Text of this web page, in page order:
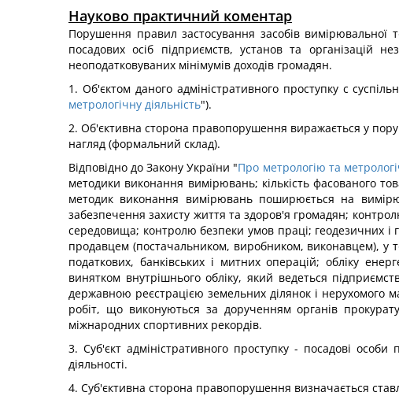
Науково практичний коментар
Порушення правил застосування засобів
посадових осіб підприємств, установ та організацій
неоподатковуваних мінімумів доходів громадян.
1. Об'єктом даного адміністративного проступку с
метрологічну діяльність").
2. Об'єктивна сторона правопорушення виражається у
нагляд (формальний склад).
Відповідно до Закону України "Про метрологію та
методики виконання вимірювань; кількість фасованого
методик виконання вимірювань поширюється на
забезпечення захисту життя та здоров'я громадян;
середовища; контролю безпеки умов праці; геодезичних і
продавцем (постачальником, виробником, виконавцем), у
податкових, банківських і митних операцій; обліку
винятком внутрішнього обліку, який ведеться
державною реєстрацією земельних ділянок і нерухомого
робіт, що виконуються за дорученням органів
міжнародних спортивних рекордів.
3. Суб'єкт адміністративного проступку - посадові
діяльності.
4. Суб'єктивна сторона правопорушення визначається